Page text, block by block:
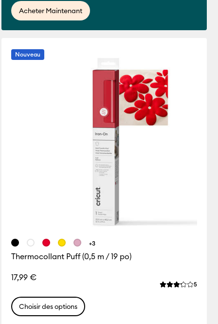
Acheter Maintenant
de ce produit est 0.0 sur 5.
Nouveau
Thermocollant Puff (0,5 m / 19 po)
17,99 €
La note
5
+3
Choisir des options